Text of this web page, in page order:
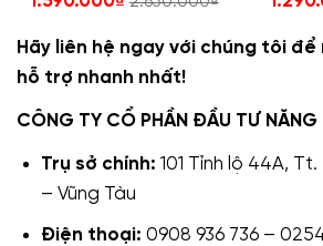
Hãy liên hệ ngay với chúng tôi để
hỗ trợ nhanh nhất!
CÔNG TY CỔ PHẦN ĐẦU TƯ NĂNG
Trụ sở chính: 101 Tỉnh lộ 44A,
– Vũng Tàu
Điện thoại: 0908 936 736 –